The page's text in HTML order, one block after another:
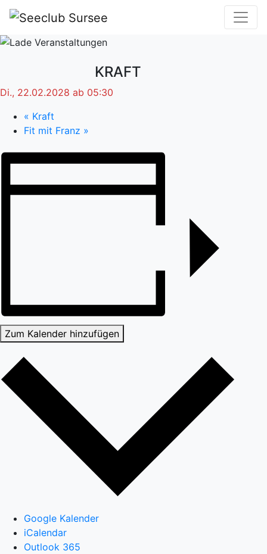
KRAFT
Di., 22.02.2028 ab 05:30
« Kraft
Fit mit Franz »
Zum Kalender hinzufügen
Google Kalender
iCalendar
Outlook 365